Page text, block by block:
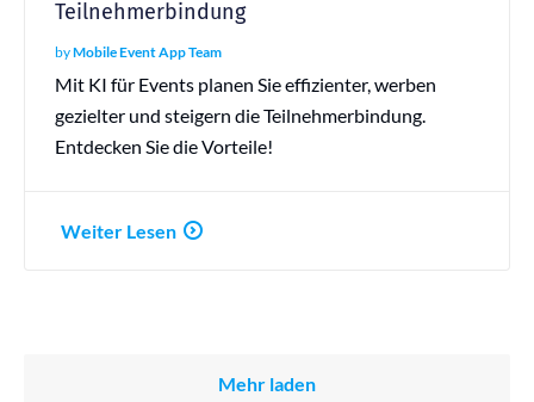
Teilnehmerbindung
byMobile Event App Team
Mit KI für Events planen Sie effizienter, werben
gezielter und steigern die Teilnehmerbindung.
Entdecken Sie die Vorteile!
Weiter Lesen
Mehr laden